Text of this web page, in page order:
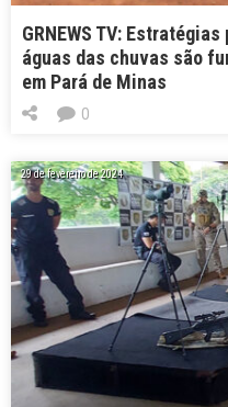
GRNEWS TV:
águas das chuvas são
em Pará de Minas
0
29 de fevereiro de 2024